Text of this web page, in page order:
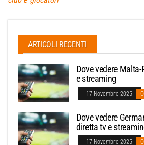
ARTICOLI RECENTI
Dove vedere
e streaming
17 Novembre 2025
Dove vedere
diretta tv e
17 Novembre 2025